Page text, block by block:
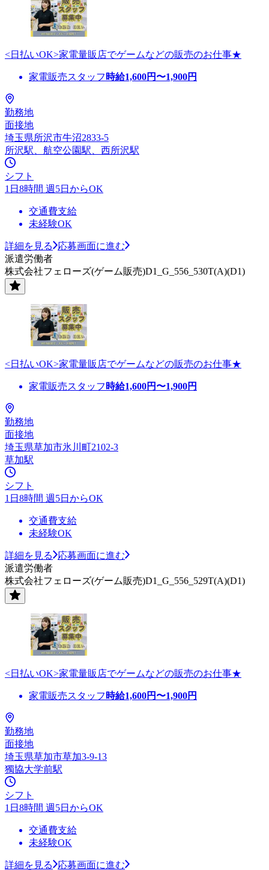
<日払いOK>家電量販店でゲームなどの販売のお仕事★
家電販売スタッフ 時給1,600円〜1,900円
勤務地
面接地
埼玉県所沢市牛沼2833-5
所沢駅、航空公園駅、西所沢駅
シフト
1日8時間 週5日からOK
交通費支給
未経験OK
詳細を見る
応募画面に進む
派遣労働者
株式会社フェローズ(ゲーム販売)D1_G_556_530T(A)(D1)
<日払いOK>家電量販店でゲームなどの販売のお仕事★
家電販売スタッフ 時給1,600円〜1,900円
勤務地
面接地
埼玉県草加市氷川町2102-3
草加駅
シフト
1日8時間 週5日からOK
交通費支給
未経験OK
詳細を見る
応募画面に進む
派遣労働者
株式会社フェローズ(ゲーム販売)D1_G_556_529T(A)(D1)
<日払いOK>家電量販店でゲームなどの販売のお仕事★
家電販売スタッフ 時給1,600円〜1,900円
勤務地
面接地
埼玉県草加市草加3-9-13
獨協大学前駅
シフト
1日8時間 週5日からOK
交通費支給
未経験OK
詳細を見る 応募画面に進む